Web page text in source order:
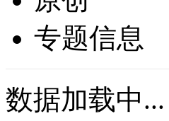
专题信息
数据加载中...